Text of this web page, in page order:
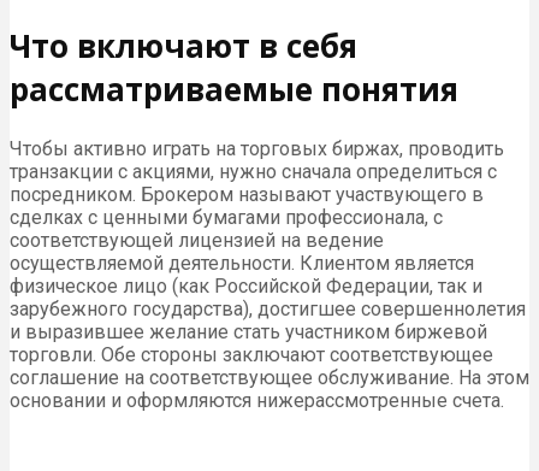
Что включают в себя
рассматриваемые понятия
Чтобы активно играть на торговых биржах, проводить
транзакции с акциями, нужно сначала определиться с
посредником. Брокером называют участвующего в
сделках с ценными бумагами профессионала, с
соответствующей лицензией на ведение
осуществляемой деятельности. Клиентом является
физическое лицо (как Российской Федерации, так и
зарубежного государства), достигшее совершеннолетия
и выразившее желание стать участником биржевой
торговли. Обе стороны заключают соответствующее
соглашение на соответствующее обслуживание. На этом
основании и оформляются нижерассмотренные счета.